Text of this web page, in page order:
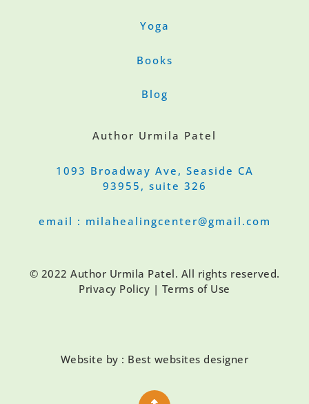
Yoga
Books
Blog
Author Urmila Patel
1093 Broadway Ave, Seaside CA
93955, suite 326
email : milahealingcenter@gmail.com
© 2022 Author Urmila Patel. All rights reserved.
Privacy Policy | Terms of Use
Website by : Best websites designer